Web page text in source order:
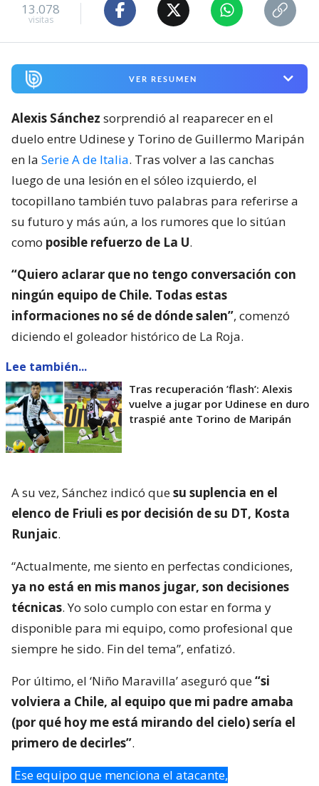
13.078
visitas
VER RESUMEN
Alexis Sánchez sorprendió al reaparecer en el
duelo entre Udinese y Torino de Guillermo Maripán
en la Serie A de Italia. Tras volver a las canchas
luego de una lesión en el sóleo izquierdo, el
tocopillano también tuvo palabras para referirse a
su futuro y más aún, a los rumores que lo sitúan
como posible refuerzo de La U.
“Quiero aclarar que no tengo conversación con
ningún equipo de Chile. Todas estas
informaciones no sé de dónde salen”, comenzó
diciendo el goleador histórico de La Roja.
Lee también...
Tras recuperación ’flash’: Alexis
vuelve a jugar por Udinese en duro
traspié ante Torino de Maripán
A su vez, Sánchez indicó quesu suplencia en el
elenco de Friuli es por decisión de su DT, Kosta
Runjaic.
“Actualmente, me siento en perfectas condiciones,
ya no está en mis manos jugar, son decisiones
técnicas. Yo solo cumplo con estar en forma y
disponible para mi equipo, como profesional que
siempre he sido. Fin del tema”, enfatizó.
Por último, el ‘Niño Maravilla’ aseguró que“si
volviera a Chile, al equipo que mi padre amaba
(por qué hoy me está mirando del cielo) sería el
primero de decirles”.
Ese equipo que menciona el atacante,